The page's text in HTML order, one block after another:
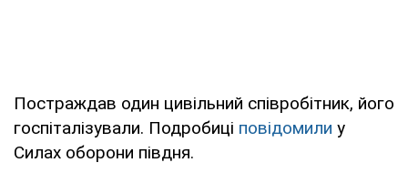
Постраждав один цивільний співробітник, його
госпіталізували. Подробиці повідомили у
Силах оборони півдня.